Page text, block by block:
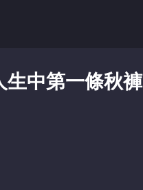
生中第一條秋褲